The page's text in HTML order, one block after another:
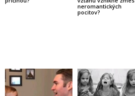
neromantických
pocitov?